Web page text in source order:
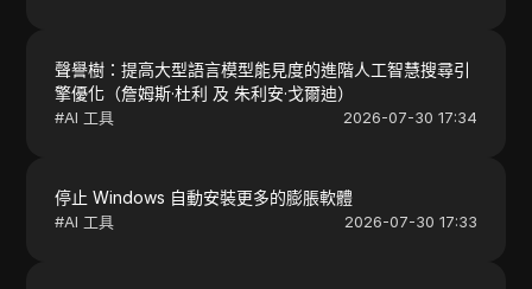
聲譽樹：提高大型語言模型能見度的進階人工智慧搜尋引
擎優化（詹姆斯·杜利 及 朱利安·戈爾迪）
#AI 工具 2026-07-30 17:34
停止 Windows 自動安裝更多的膨脹軟體
#AI 工具 2026-07-30 17:33